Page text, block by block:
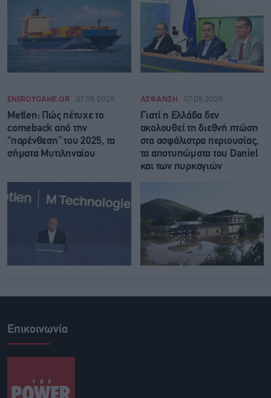
ENERGYGAME.GR 07.08.2026
Metlen: Πώς πέτυχε το
comeback από την
“παρένθεση” του 2025, τα
σήματα Μυτιληναίου
ΑΣΦΑΛΙΣΗ 07.08.2026
Γιατί η Ελλάδα δεν
ακολουθεί τη διεθνή πτώση
στα ασφάλιστρα περιουσίας,
τα αποτυπώματα του Daniel
και των πυρκαγιών
Επικοινωνία